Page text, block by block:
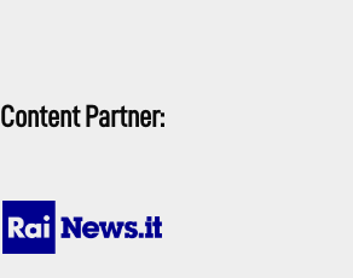
Content Partner: